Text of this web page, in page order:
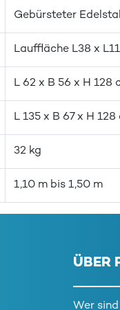
Gebürsteter
Lauffläche L38 x
L 62 x B 56 x H 128
L 135 x B 67 x H 128
32 kg
1,10 m bis 1,50 m
ÜBER
Wer